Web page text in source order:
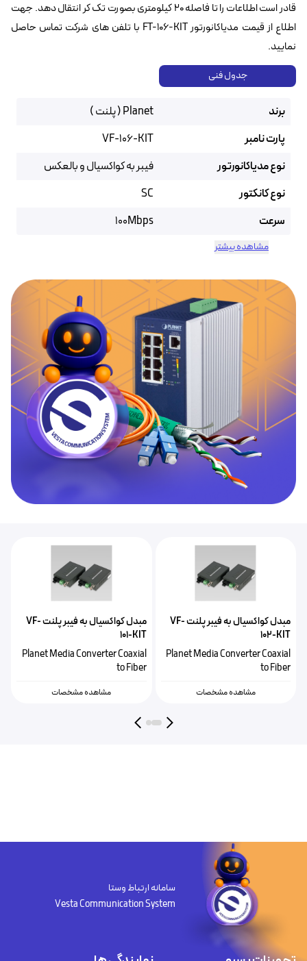
قادر است اطلاعات را تا فاصله ۲۰ کیلومتری بصورت تک کر انتقال دهد. جهت
اطلاع از قیمت مدیاکانورتور FT-106-KIT با تلفن های شرکت تماس حاصل
نمایید.
جدول فنی
برند
Planet ( پلنت )
پارت نامبر
VF-106-KIT
نوع مدیاکانورتور
فیبر به کواکسیال و بالعکس
نوع کانکتور
SC
سرعت
100Mbps
مشاهده بیشتر
مبدل کواکسیال به فیبر پلنت VF-
102-KIT
Planet Media Converter Coaxial
to Fiber
مشاهده مشخصات
مبدل کواکسیال به فیبر پلنت VF-
101-KIT
Planet Media Converter Coaxial
to Fiber
مشاهده مشخصات
سامانه ارتباط وستا
Vesta Communication System